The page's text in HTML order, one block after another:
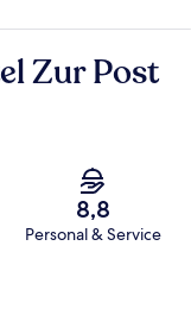
Zur Post
8,8
Personal & Service